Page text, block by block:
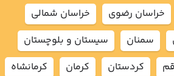
خراسان رضوي
خراسان شمالي
سمنان
سيستان و بلوچستان
قم كردستان كرمان
كرمانشاه